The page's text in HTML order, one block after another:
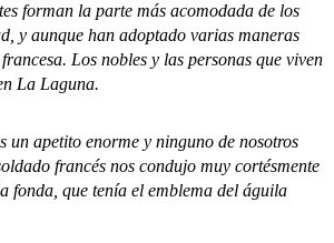
la parte más acomodada de los
y aunque han adoptado varias maneras
Los nobles y las personas que viven
La Laguna.
apetito enorme y ninguno de nosotros
francés nos condujo muy cortésmente
fonda, que tenía el emblema del águila